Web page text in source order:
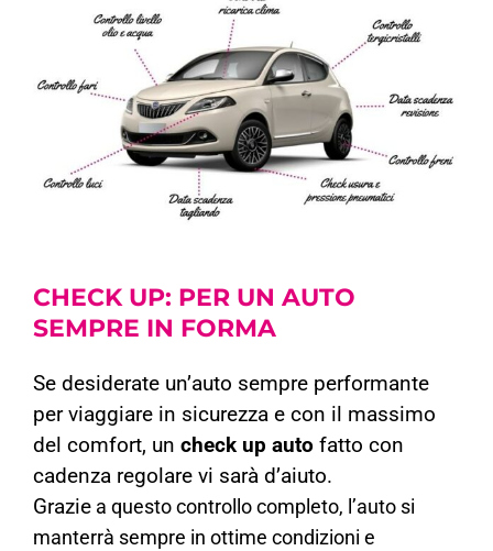
CHECK UP: PER UN AUTO
SEMPRE IN FORMA
Se desiderate un’auto sempre performante
per viaggiare in sicurezza e con il massimo
del comfort, un check up auto fatto con
cadenza regolare vi sarà d’aiuto.
Grazie a questo controllo completo, l’auto si
manterrà sempre in ottime condizioni e